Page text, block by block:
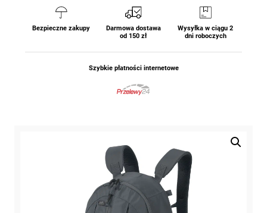
Bezpieczne zakupy
Darmowa dostawa
od 150 zł
Wysyłka w ciągu 2
dni roboczych
Szybkie płatności internetowe